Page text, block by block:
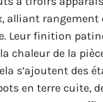
alliant
Leur finition
chaleur de la
s’ajoutent des
en terre cuite,